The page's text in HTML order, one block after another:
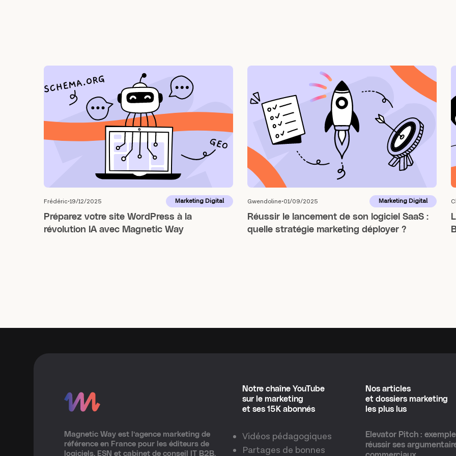
Frédéric 19/12/2025
Préparez votre site WordPress à la
révolution IA avec Magnetic Way
Marketing Digital Gwendoline 01/09/2025
Réussir le lancement de son logiciel SaaS :
quelle stratégie marketing déployer ?
Marketing Digital
Magnetic Way est l’agence marketing de
référence en France pour les éditeurs de
logiciels, ESN et cabinet de conseil IT B2B.
Notre chaîne YouTube
sur le marketing
et ses 15K abonnés
Vidéos pédagogiques
Partages de bonnes
Nos articles
et dossiers marketing
les plus lus
Elevator Pitch :
réussir ses